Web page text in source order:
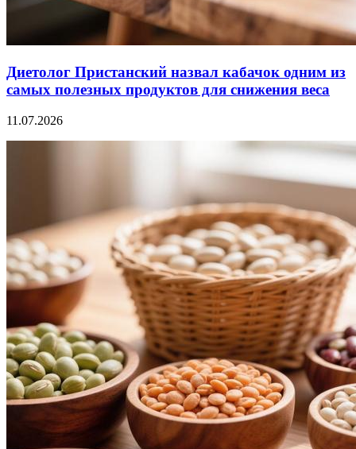
Диетолог Пристанский назвал кабачок одним из
самых полезных продуктов для снижения веса
11.07.2026